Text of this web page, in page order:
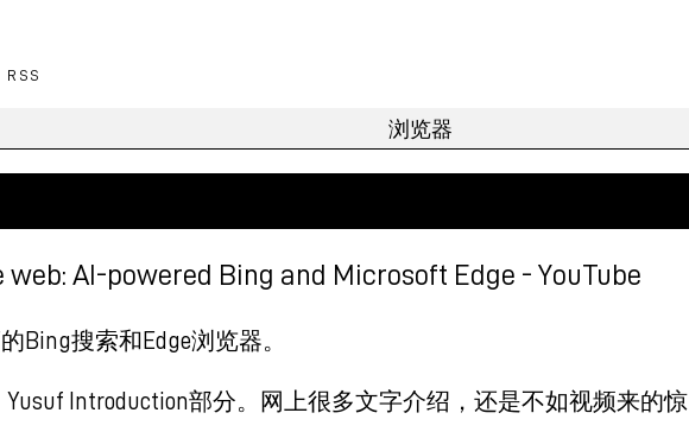
RSS
AI-powered Bing and Microsoft Edge - YouTube
Bing搜索和Edge浏览器。
Introduction部分。网上很多文字介绍，还是不如视频来的惊